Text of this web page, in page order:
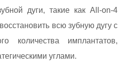
дуги, такие как All-on-4
всю зубную дугу с
количества имплантатов,
углами.